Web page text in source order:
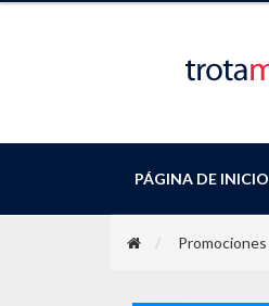
PÁGINA DE INICIO
Promociones